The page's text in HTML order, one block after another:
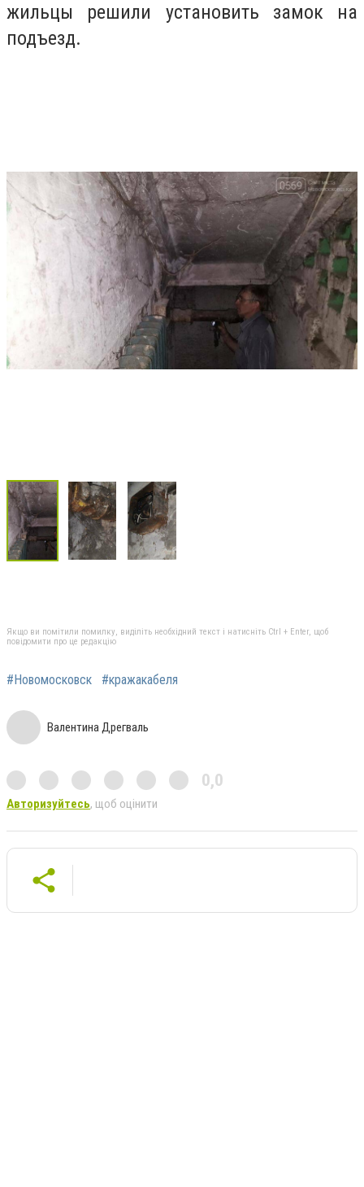
жильцы решили установить замок на
подъезд.
Якщо ви помітили помилку, виділіть необхідний текст і натисніть Ctrl + Enter, щоб
повідомити про це редакцію
#Новомосковск #кражакабеля
Валентина Дрегваль
0,0
Авторизуйтесь, щоб оцінити